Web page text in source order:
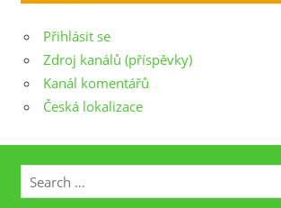
Přihlásit se
Zdroj kanálů (příspěvky)
Kanál komentářů
Česká lokalizace